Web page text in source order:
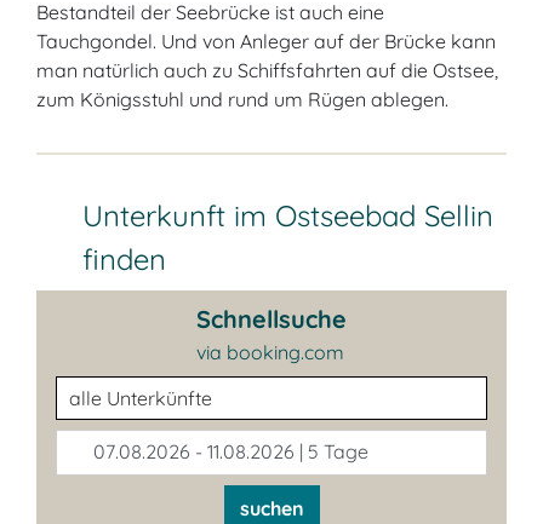
Bestandteil der Seebrücke ist auch eine
Tauchgondel. Und von Anleger auf der Brücke kann
man natürlich auch zu Schiffsfahrten auf die Ostsee,
zum Königsstuhl und rund um Rügen ablegen.
Unterkunft im Ostseebad Sellin
finden
Schnellsuche
via booking.com
Unterkunftsart
07.08.2026 - 11.08.2026 | 5 Tage
suchen